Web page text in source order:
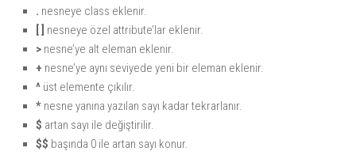
. nesneye class eklenir.
[ ] nesneye özel attribute’lar eklenir.
> nesne’ye alt eleman eklenir.
+ nesne’ye aynı seviyede yeni bir eleman eklenir.
^ üst elemente çıkılır.
* nesne yanına yazılan sayı kadar tekrarlanır.
$ artan sayı ile değiştirilir.
$$ başında 0 ile artan sayı konur.